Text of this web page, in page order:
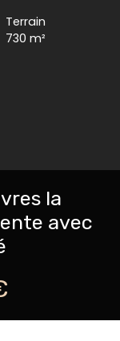
Terrain
730 m²
la
avec